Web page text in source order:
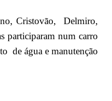
Cristovão,
Delmiro,
participaram num carro
de água e manutenção